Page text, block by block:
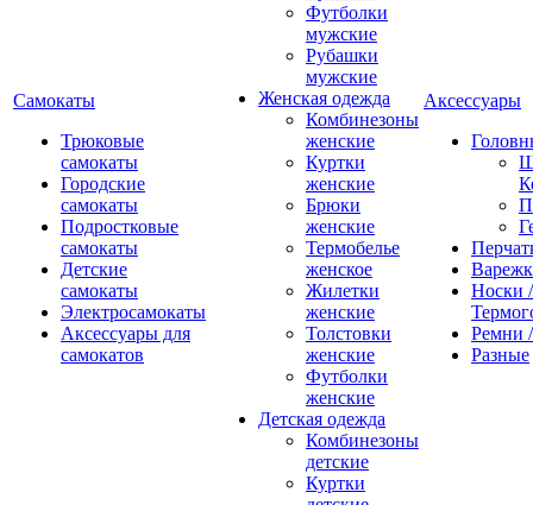
Самокаты
Трюковые
самокаты
Городские
самокаты
Подростковые
самокаты
Детские
самокаты
Электросамокаты
Аксессуары для
самокатов
Футболки
мужские
Рубашки
мужские
Женская одежда
Комбинезоны
женские
Куртки
женские
Брюки
женские
Термобелье
женское
Жилетки
женские
Толстовки
женские
Футболки
женские
Детская одежда
Комбинезоны
детские
Куртки
Аксессуары
Носки /
Ремни
Разные